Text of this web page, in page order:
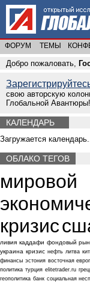
ФОРУМ ТЕМЫ
Добро пожаловать,
свою авторскую
Глобальной Авантюры!
КАЛЕНДАРЬ
Загружается
ОБЛАКО ТЕГОВ
мировой
кризис
ливия каддафи фондовый
украина кризис нефть литва
финансы эстония восточная
политика турция elitetrader.ru
геополитика банк социальная